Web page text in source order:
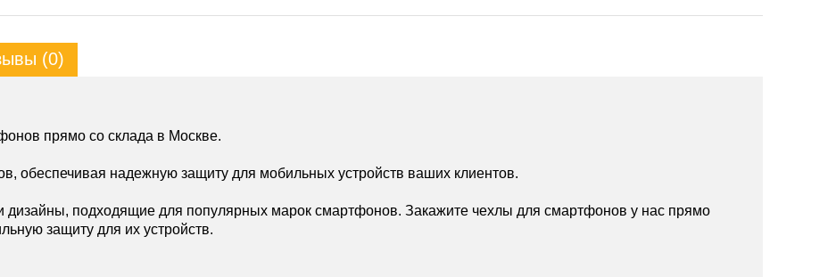
(0)
прямо со склада в Москве.
обеспечивая надежную защиту для мобильных устройств ваших клиентов.
подходящие для популярных марок смартфонов. Закажите чехлы для смартфонов у нас прямо
защиту для их устройств.